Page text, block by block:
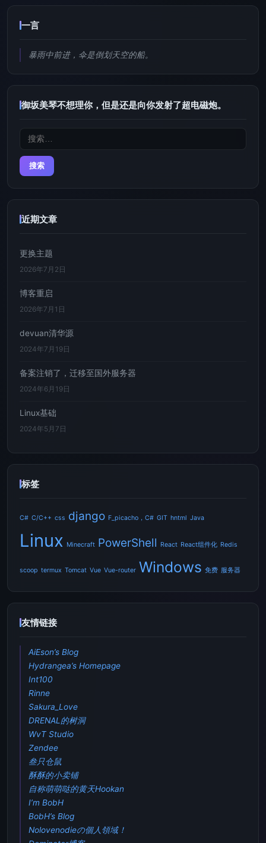
一言
暴雨中前进，伞是倒划天空的船。
御坂美琴不想理你，但是还是向你发射了超电磁炮。
搜
近期文章
更换主题
2026年7月2日
博客重启
2026年7月1日
devuan清华源
2024年7月19日
备案注销了，迁移至国外服务器
2024年6月19日
Linux基础
2024年5月7日
标签
C# C/C++ css django F_picacho，C# GIT hntml Java
Linux Minecraft PowerShell React React组件化 Redis
scoop termux Tomcat Vue Vue-router Windows 免费 服务器
友情链接
AiEson’s Blog
Hydrangea’s Homepage
Int100
Rinne
Sakura_Love
DRENAL的树洞
WvT Studio
Zendee
叁只仓鼠
酥酥的小卖铺
自称萌萌哒的黄天Hookan
I’m BobH
BobH’s Blog
Nolovenodieの個人領域！